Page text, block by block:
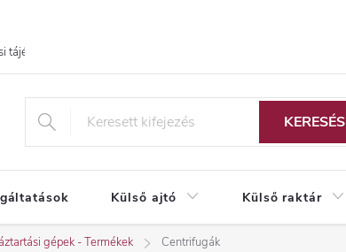
tájékoztató
KERESÉS
Külső ajtó Külső raktár
gépek - Termékek Centrifugák